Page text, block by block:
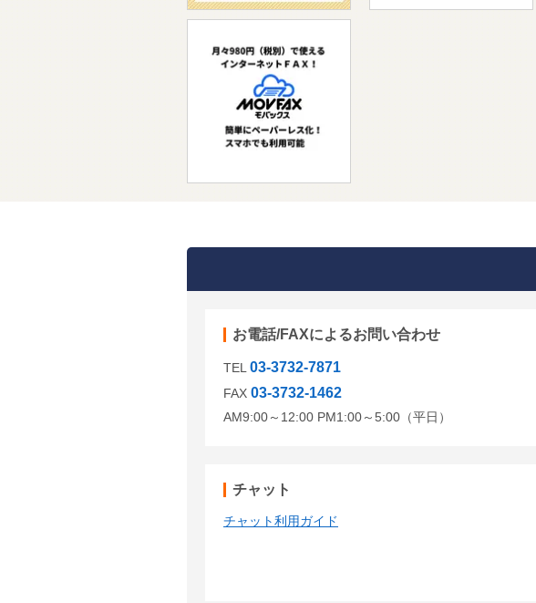
お電話/FAXによるお問い合わせ
TEL 03-3732-7871
FAX 03-3732-1462
AM9:00～12:00 PM1:00～5:00（平日）
チャット
チャット利用ガイド